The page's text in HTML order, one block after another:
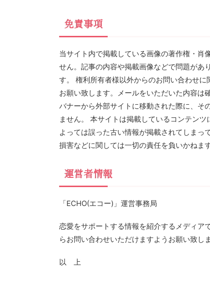
免責事項
当サイト内で掲載している画像の著作権・肖
せん。記事の内容や掲載画像などで問題があ
す。 権利所有者様以外からのお問い合わせ
お願い致します。メールをいただいた内容は
バナーから外部サイトに移動された際に、そ
ません。 本サイトは掲載しているコンテン
よっては誤った古い情報が掲載されてしまっ
損害などに関しては一切の責任を負いかねま
運営者情報
「ECHO(エコー)」運営事務局
恋愛をサポートする情報を紹介するメディア
らお問い合わせいただけますようお願い致しま
以 上